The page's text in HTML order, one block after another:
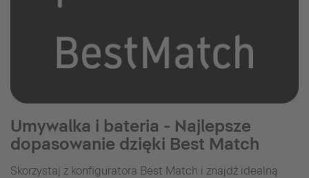
Umywalka i bateria - Najlepsze
dopasowanie dzięki Best Match
Skorzystaj z konfiguratora Best Match i znajdź idealną